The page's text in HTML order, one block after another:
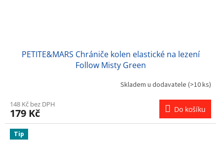
PETITE&MARS Chrániče kolen elastické na lezení
Follow Misty Green
Skladem u dodavatele (>10 ks)
148 Kč bez DPH
179 Kč Do košíku
Tip